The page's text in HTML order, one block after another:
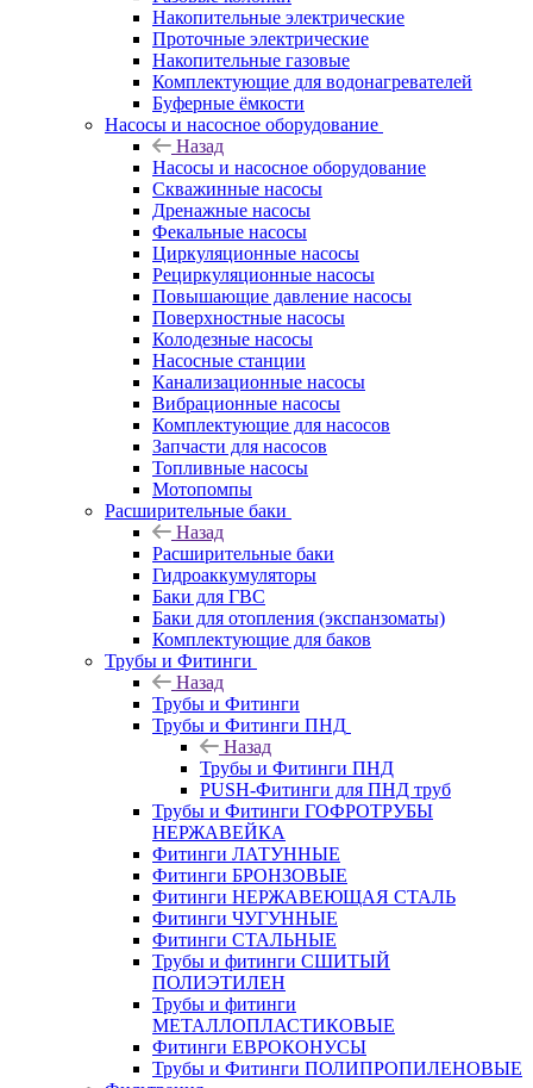
Накопительные электрические
Проточные электрические
Накопительные газовые
Комплектующие для водонагревателей
Буферные ёмкости
Насосы и насосное оборудование
Назад
Насосы и насосное оборудование
Скважинные насосы
Дренажные насосы
Фекальные насосы
Циркуляционные насосы
Рециркуляционные насосы
Повышающие давление насосы
Поверхностные насосы
Колодезные насосы
Насосные станции
Канализационные насосы
Вибрационные насосы
Комплектующие для насосов
Запчасти для насосов
Топливные насосы
Мотопомпы
Расширительные баки
Назад
Расширительные баки
Гидроаккумуляторы
Баки для ГВС
Баки для отопления (экспанзоматы)
Комплектующие для баков
Трубы и Фитинги
Назад
Трубы и Фитинги
Трубы и Фитинги ПНД
Назад
Трубы и Фитинги ПНД
PUSH-Фитинги для ПНД труб
Трубы и Фитинги ГОФРОТРУБЫ
НЕРЖАВЕЙКА
Фитинги ЛАТУННЫЕ
Фитинги БРОНЗОВЫЕ
Фитинги НЕРЖАВЕЮЩАЯ СТАЛЬ
Фитинги ЧУГУННЫЕ
Фитинги СТАЛЬНЫЕ
Трубы и фитинги СШИТЫЙ
ПОЛИЭТИЛЕН
Трубы и фитинги
МЕТАЛЛОПЛАСТИКОВЫЕ
Фитинги ЕВРОКОНУСЫ
Трубы и Фитинги ПОЛИПРОПИЛЕНОВЫЕ